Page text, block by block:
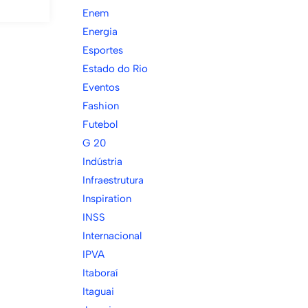
Enem
Energia
Esportes
Estado do Rio
Eventos
Fashion
Futebol
G 20
Indústria
Infraestrutura
Inspiration
INSS
Internacional
IPVA
Itaboraí
Itaguai